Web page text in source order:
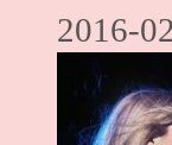
2016-